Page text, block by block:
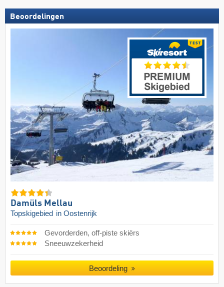
Beoordelingen
Damüls Mellau
Topskigebied in Oostenrijk
Gevorderden, off-piste skiërs
Sneeuwzekerheid
Beoordeling